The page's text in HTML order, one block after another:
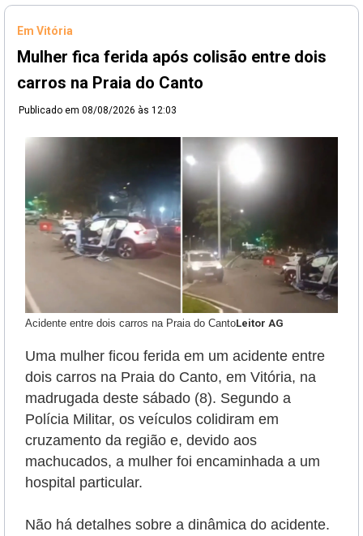
Em Vitória
Mulher fica ferida após colisão entre dois
carros na Praia do Canto
Publicado em 08/08/2026 às 12:03
Acidente entre dois carros na Praia do CantoLeitor AG
Uma mulher ficou ferida em um acidente entre
dois carros na Praia do Canto, em Vitória, na
madrugada deste sábado (8). Segundo a
Polícia Militar, os veículos colidiram em
cruzamento da região e, devido aos
machucados, a mulher foi encaminhada a um
hospital particular.
Não há detalhes sobre a dinâmica do acidente.